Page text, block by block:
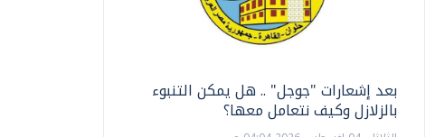
بعد إشعارات "جوجل" .. هل يمكن التنبوء
بالزلازل وكيف نتعامل معها؟